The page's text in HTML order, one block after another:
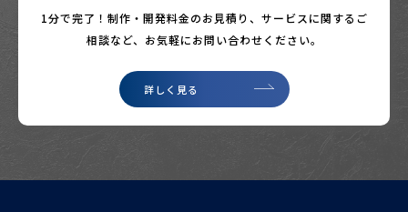
1分で完了！制作・開発料金のお見積り、サービスに関するご
相談など、 お気軽にお問い合わせください。
詳しく見る